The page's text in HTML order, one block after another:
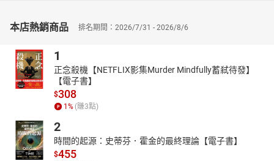
本店熱銷商品 排名期間：2026/7/31 - 2026/8/6
1
正念殺機【NETFLIX影集Murder Mindfully蓄弒待發】
【電子書】
$308
1% (賺3點)
2
時間的起源：史蒂芬．霍金的最終理論【電子書】
$455